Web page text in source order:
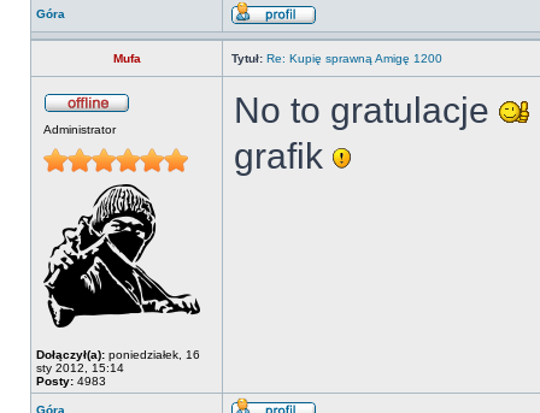
Góra
Mufa Tytuł: Re: Kupię sprawną Amigę 1200
Administrator
Dołączył(a): poniedziałek, 16
sty 2012, 15:14
Posty: 4983
No to gratulacje
grafik
Góra